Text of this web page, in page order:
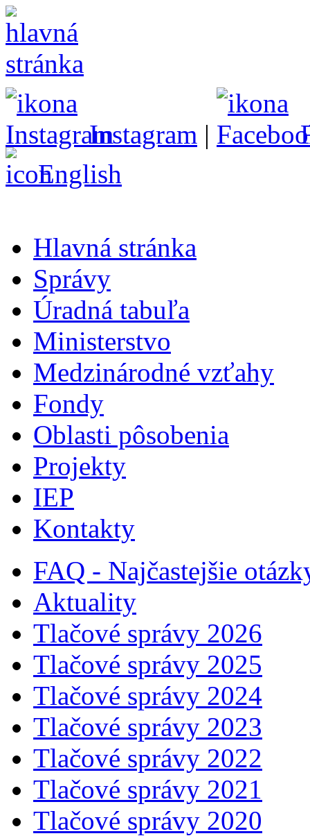
Instagram |
English
Hlavná stránka
Správy
Úradná tabuľa
Ministerstvo
Medzinárodné vzťahy
Fondy
Oblasti pôsobenia
Projekty
IEP
Kontakty
FAQ - Najčastejšie
Aktuality
Tlačové správy 2026
Tlačové správy 2025
Tlačové správy 2024
Tlačové správy 2023
Tlačové správy 2022
Tlačové správy 2021
Tlačové správy 2020